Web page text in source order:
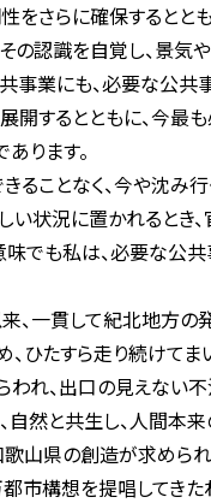
をさらに確保するとと
の認識を自覚し、景
事業にも、必要な公
開するとともに、今
ります。
ることなく、今や沈み
い状況に置かれるとき
味でも私は、必要な
、一貫して紀北地方
ひたすら走り続けてま
われ、出口の見えな
自然と共生し、人間本
山県の創造が求められ
市構想を提唱してき